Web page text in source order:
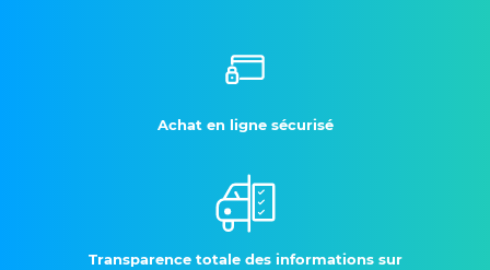
Achat en ligne sécurisé
Transparence totale des informations sur